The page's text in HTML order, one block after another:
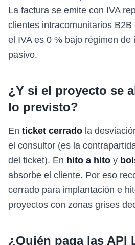
La factura se emite con IVA
clientes intracomunitarios B2B
el IVA es 0 % bajo régimen de
pasivo.
¿Y si el proyecto se
lo previsto?
En ticket cerrado la
el consultor (es la
del ticket). En hito a hito y
absorbe el cliente. Por eso
cerrado para implantación e
proyectos con zonas grises
¿Quién paga las API